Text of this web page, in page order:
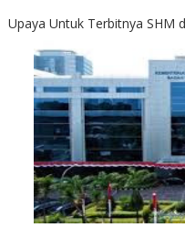
Upaya Untuk Terbitnya SHM